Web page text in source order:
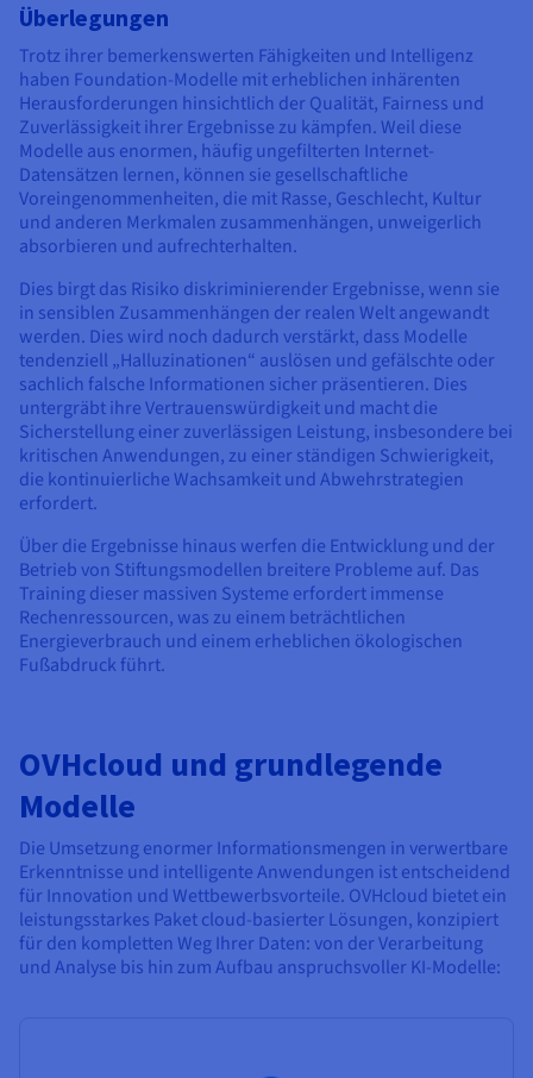
Überlegungen
Trotz ihrer bemerkenswerten Fähigkeiten und Intelligenz
haben Foundation-Modelle mit erheblichen inhärenten
Herausforderungen hinsichtlich der Qualität, Fairness und
Zuverlässigkeit ihrer Ergebnisse zu kämpfen. Weil diese
Modelle aus enormen, häufig ungefilterten Internet-
Datensätzen lernen, können sie gesellschaftliche
Voreingenommenheiten, die mit Rasse, Geschlecht, Kultur
und anderen Merkmalen zusammenhängen, unweigerlich
absorbieren und aufrechterhalten.
Dies birgt das Risiko diskriminierender Ergebnisse, wenn sie
in sensiblen Zusammenhängen der realen Welt angewandt
werden. Dies wird noch dadurch verstärkt, dass Modelle
tendenziell „Halluzinationen“ auslösen und gefälschte oder
sachlich falsche Informationen sicher präsentieren. Dies
untergräbt ihre Vertrauenswürdigkeit und macht die
Sicherstellung einer zuverlässigen Leistung, insbesondere bei
kritischen Anwendungen, zu einer ständigen Schwierigkeit,
die kontinuierliche Wachsamkeit und Abwehrstrategien
erfordert.
Über die Ergebnisse hinaus werfen die Entwicklung und der
Betrieb von Stiftungsmodellen breitere Probleme auf. Das
Training dieser massiven Systeme erfordert immense
Rechenressourcen, was zu einem beträchtlichen
Energieverbrauch und einem erheblichen ökologischen
Fußabdruck führt.
OVHcloud und grundlegende
Modelle
Die Umsetzung enormer Informationsmengen in verwertbare
Erkenntnisse und intelligente Anwendungen ist entscheidend
für Innovation und Wettbewerbsvorteile. OVHcloud bietet ein
leistungsstarkes Paket cloud-basierter Lösungen, konzipiert
für den kompletten Weg Ihrer Daten: von der Verarbeitung
und Analyse bis hin zum Aufbau anspruchsvoller KI-Modelle: